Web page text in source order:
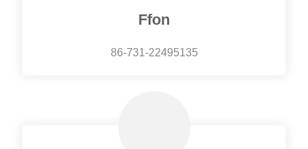
Ffon
86-731-22495135